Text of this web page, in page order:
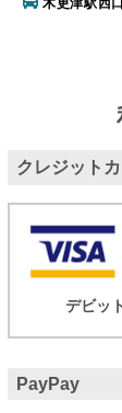
クレジット
デビッ
PayPay